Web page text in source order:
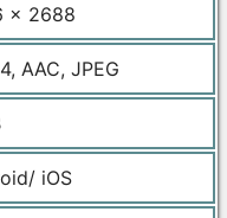
x 2688
AAC, JPEG
iOS